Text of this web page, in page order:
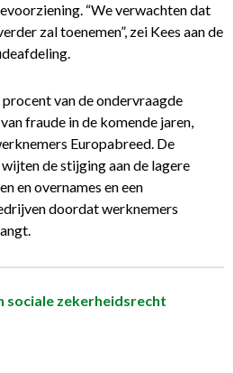
“We verwachten dat
zal toenemen”, zei Kees aan de
van de ondervraagde
fraude in de komende jaren,
Europabreed. De
de stijging aan de lagere
en overnames en een
doordat werknemers
sociale zekerheidsrecht